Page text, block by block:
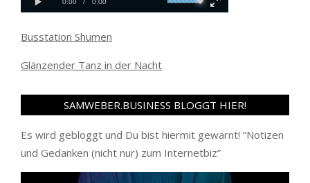
Busstation Shumen
Glänzender Tanz in der Nacht
SAMWEBER.BUSINESS BLOGGT HIER!
Es wird gebloggt und Du bist hiermit gewarnt! “Notizen
und Gedanken (nicht nur) zum Internetbiz”